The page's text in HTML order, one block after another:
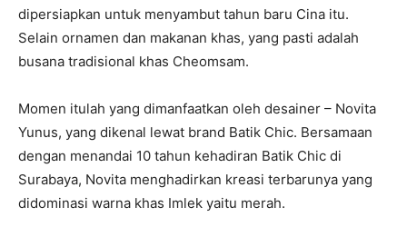
dipersiapkan untuk menyambut tahun baru Cina itu.
Selain ornamen dan makanan khas, yang pasti adalah
busana tradisional khas Cheomsam.
Momen itulah yang dimanfaatkan oleh desainer – Novita
Yunus, yang dikenal lewat brand Batik Chic. Bersamaan
dengan menandai 10 tahun kehadiran Batik Chic di
Surabaya, Novita menghadirkan kreasi terbarunya yang
didominasi warna khas Imlek yaitu merah.